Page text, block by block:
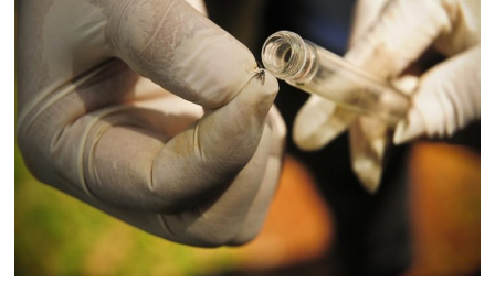
t
t
o
n